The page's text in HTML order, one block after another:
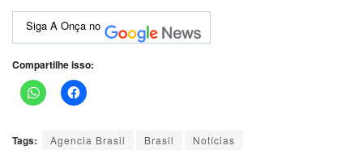
Siga A Onça no
Compartilhe isso:
Tags: Agencia Brasil Brasil Notícias